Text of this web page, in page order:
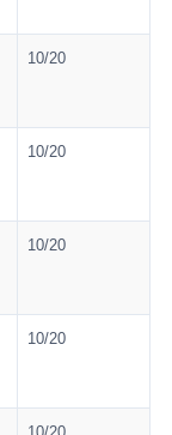
10/20
10/20
10/20
10/20